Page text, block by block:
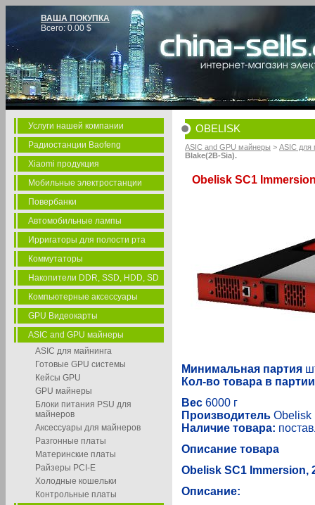
ВАША ПОКУПКА
Всего: 0.00 $
Услуги нашей компании
Радиостанции Baofeng
Xiaomi продукция
Мобильные электростанции
Повербанки
Автомобильные лампы
Ирригаторы для полости рта
Коммутаторы
Накопители DDR, SSD, HDD, SD
Компьютерные аксессуары
GPU Видеокарты
ASIC and GPU майнеры
ASIC для майнинга
Готовые GPU системы
Кейсы GPU
GPU майнеры
Блоки питания PSU для
майнеров
Аксессуары для майнеров
Разгонные платы
Материнские платы
Райзеры PCI-E
Холодные кошельки
Контрольные платы
OBELISK
ASIC and GPU майнеры > ASIC для
Blake(2B-Sia).
Obelisk SC1
Минимальная партия
Кол-во товара в партии
Вес 6000 г
Производитель Obelisk
Наличие товара:
Описание товара
Obelisk SC1 Immersion,
Описание: